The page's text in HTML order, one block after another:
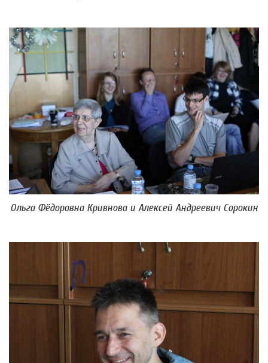
Ольга Фёдоровна Кривнова и Алексей Андреевич Сорокин